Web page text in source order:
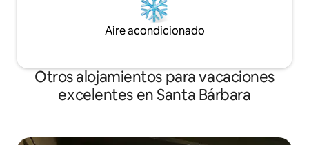
Aire acondicionado
Otros alojamientos para vacaciones
excelentes en Santa Bárbara